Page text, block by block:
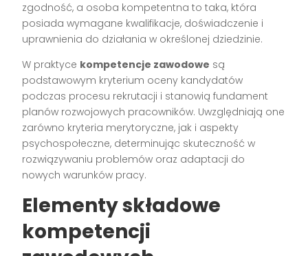
zgodność, a osoba kompetentna to taka, która
posiada wymagane kwalifikacje, doświadczenie i
uprawnienia do działania w określonej dziedzinie.
W praktyce kompetencje zawodowe są
podstawowym kryterium oceny kandydatów
podczas procesu rekrutacji i stanowią fundament
planów rozwojowych pracowników. Uwzględniają one
zarówno kryteria merytoryczne, jak i aspekty
psychospołeczne, determinując skuteczność w
rozwiązywaniu problemów oraz adaptacji do
nowych warunków pracy.
Elementy składowe
kompetencji